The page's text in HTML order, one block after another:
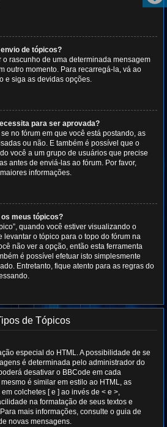
de tópicos?
o rascunho de uma determinada mensagem
outro momento. Para recarregá-la, vá ao
e siga as devidas opções.
para ser aprovada?
no fórum em que você está postando, as
ou não. E também é possível que o
você a um grupo de usuários que precise
antes de enviá-las ao fórum. Por favor,
informações.
meus tópicos?
quando você estiver visualizando o
levantar o tópico para o topo do fórum na
não ver a opção, então esta ferramenta
é possível efetuar isto simplesmente
Entretanto, fique atento para as regras do
de Tópicos
especial do HTML. A possibilidade de se
é determinada pelo administrador do
desativar o BBCode em cada
é similar em estilo ao HTML, as
colchetes [ e ] ao invés de < e >,
na formatação de seus textos e
mais informações, consulte o guia de
novas mensagens.